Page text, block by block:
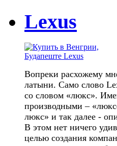
Lexus
Вопреки расхожему
латыни. Само слово
со словом «люкс».
производными –
люкс» и так далее -
В этом нет ничего
целью создания